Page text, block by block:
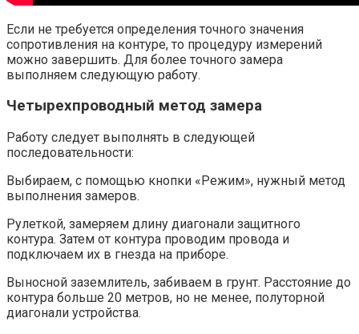
Если не требуется определения точного значения
сопротивления на контуре, то процедуру измерений
можно завершить. Для более точного замера
выполняем следующую работу.
Четырехпроводный метод замера
Работу следует выполнять в следующей
последовательности:
Выбираем, с помощью кнопки «Режим», нужный метод
выполнения замеров.
Рулеткой, замеряем длину диагонали защитного
контура. Затем от контура проводим провода и
подключаем их в гнезда на приборе.
Выносной заземлитель, забиваем в грунт. Расстояние до
контура больше 20 метров, но не менее, полуторной
диагонали устройства.